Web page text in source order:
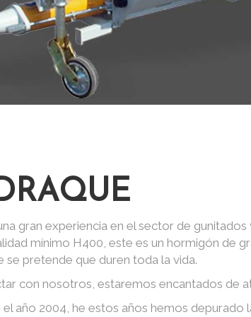
gran experiencia en el sector de
mínimo H400, este es un hormigón de
se pretende que duren toda la vida.
con nosotros, estaremos encantados de
año 2004, he estos años hemos depurado